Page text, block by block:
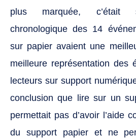
plus marquée, c’était
chronologique des 14
sur papier avaient une
meilleure représentation des
lecteurs sur support
conclusion que lire sur un
permettait pas d’avoir l’aide
du support papier et ne